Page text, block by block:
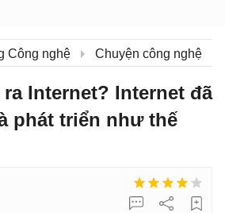
Công nghệ Chuyện công nghệ
Internet? Internet đã
phát triển như thế